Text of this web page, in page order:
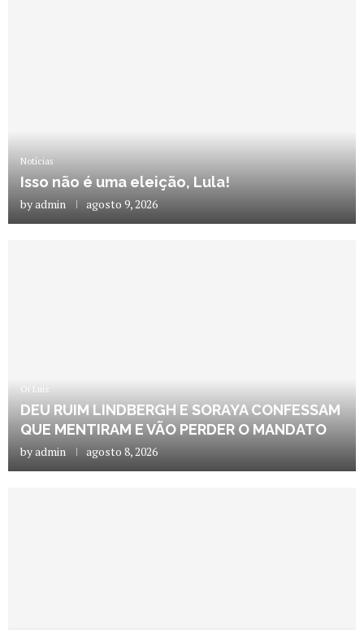
Notícias
Isso não é uma eleição, Lula!
byadmin agosto 9, 2026
Oi Luiz
DEU RUIM LINDBERGH E SORAYA CONFESSAM
QUE MENTIRAM E VÃO PERDER O MANDATO
byadmin agosto 8, 2026